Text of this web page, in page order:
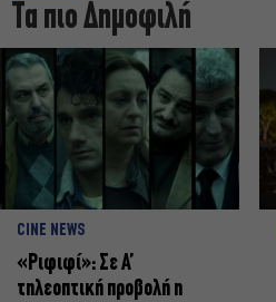
Τα πιο Δημοφιλή
CINE NEWS
«Ριφιφί»: Σε Α’
τηλεοπτική προβολή η